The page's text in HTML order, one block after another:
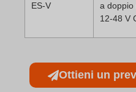
ES-V
a doppio
12-48 V
Ottieni un